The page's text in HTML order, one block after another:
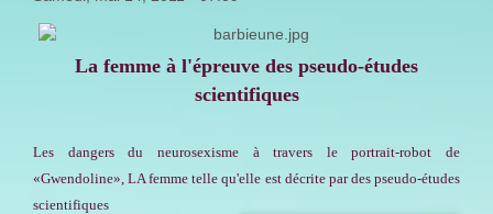
La femme à l'épreuve des pseudo-études
scientifiques
Les dangers du neurosexisme à travers le portrait-robot de
«Gwendoline», LA femme telle qu'elle est décrite par des pseudo-études
scientifiques